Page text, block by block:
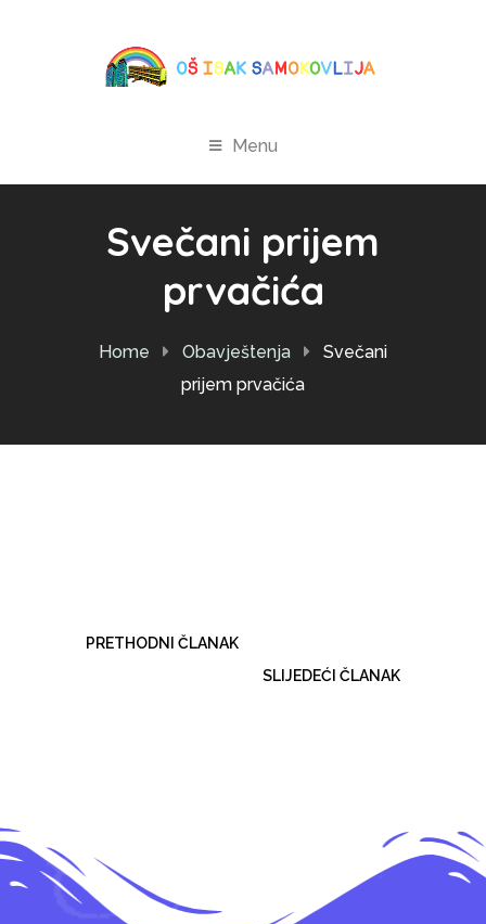
Menu
Svečani prijem
prvačića
Home Obavještenja
Svečani
prijem prvačića
PRETHODNI ČLANAK
SLIJEDEĆI ČLANAK